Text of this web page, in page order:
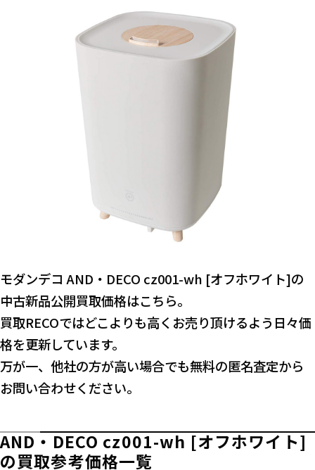
モダンデコ AND・DECO cz001-wh [オフホワイト]の
中古新品公開買取価格はこちら。
買取RECOではどこよりも高くお売り頂けるよう日々価
格を更新しています。
万が一、他社の方が高い場合でも無料の匿名査定から
お問い合わせください。
AND・DECO cz001-wh [オフホワイト]
の買取参考価格一覧